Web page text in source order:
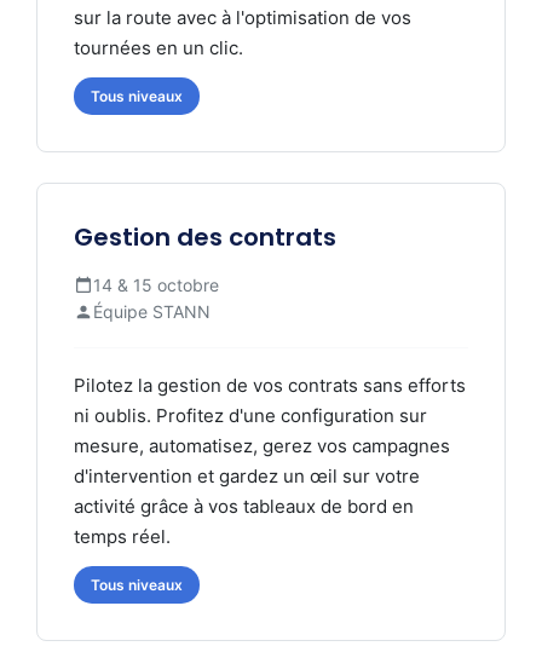
sur la route avec à l'optimisation de vos
tournées en un clic.
Tous niveaux
Gestion des contrats
14 & 15 octobre
Équipe STANN
Pilotez la gestion de vos contrats sans efforts
ni oublis. Profitez d'une configuration sur
mesure, automatisez, gerez vos campagnes
d'intervention et gardez un œil sur votre
activité grâce à vos tableaux de bord en
temps réel.
Tous niveaux